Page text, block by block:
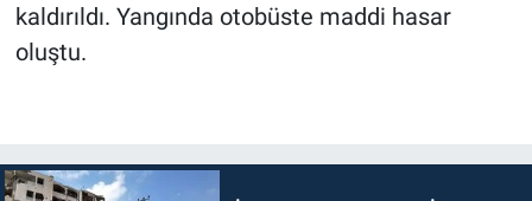
kaldırıldı. Yangında otobüste maddi hasar
oluştu.